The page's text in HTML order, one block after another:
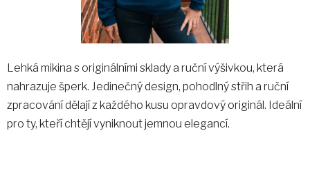
Lehká mikina s originálními sklady a ruční výšivkou, která
nahrazuje šperk. Jedinečný design, pohodlný střih a ruční
zpracování dělají z každého kusu opravdový originál. Ideální
pro ty, kteří chtějí vyniknout jemnou elegancí.